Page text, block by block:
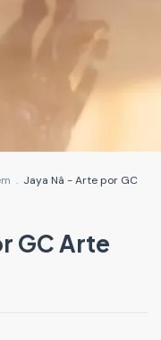
. Jaya Nã - Arte por GC
GC Arte